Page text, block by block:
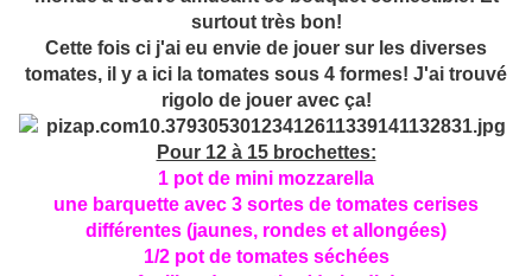
surtout très bon!
Cette fois ci j'ai eu envie de jouer sur les diverses
tomates, il y a ici la tomates sous 4 formes! J'ai trouvé
rigolo de jouer avec ça!
Pour 12 à 15 brochettes:
1 pot de mini mozzarella
une barquette avec 3 sortes de tomates cerises
différentes (jaunes, rondes et allongées)
1/2 pot de tomates séchées